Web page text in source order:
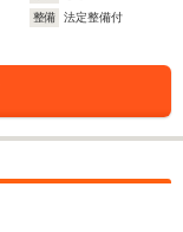
整備
法定整備付